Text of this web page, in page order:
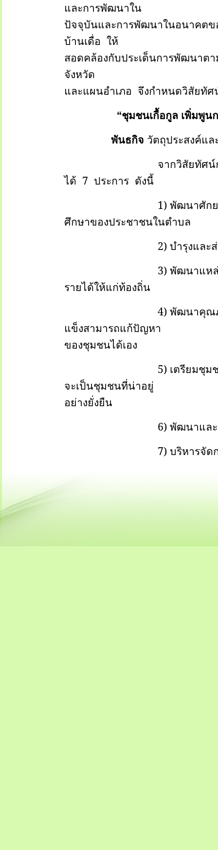
และการพัฒนาใน
ปัจจุบันและการพัฒนาในอนาคตข
บ้านเดื่อ ให้
สอดคล้องกับประเด็นการพัฒนาต
จังหวัด
และแผนอำเภอ จึงกำหนดวิสัยทัศ
“ชุมชนเกื้อกูล เพิ่มพูน
พันธกิจ วัตถุประสงค์แ
จากวิสัยทัศ
ได้ 7 ประการ ดังนี้
1) พัฒนาศัก
ศึกษาของประชาชนในตำบล
2) บำรุงและ
3) พัฒนาแหล่
รายได้ให้แก่ท้องถิ่น
4) พัฒนาคุณ
แข็งสามารถแก้ปัญหา
ของชุมชนได้เอง
5) เตรียมชุ
จะเป็นชุมชนที่น่าอยู่
อย่างยั่งยืน
6) พัฒนาและ
7) บริหารจั